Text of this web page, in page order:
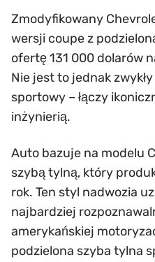
Zmodyfikowany
wersji coupe z
ofertę 131 000 dolarów
Nie jest to jednak
sportowy – łączy
inżynierią.
Auto bazuje na modelu
szybą tylną, który
rok. Ten styl nadwozia
najbardziej
amerykańskiej
podzielona szyba tylna